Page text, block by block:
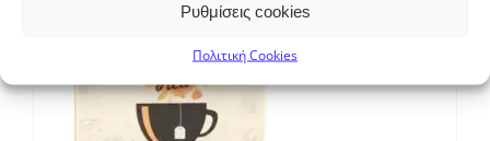
Ρυθμίσεις cookies
Πολιτική Cookies